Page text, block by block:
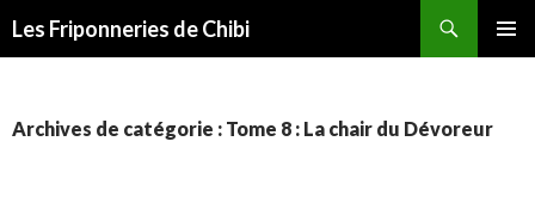
Les Friponneries de Chibi
Archives de catégorie : Tome 8 : La chair du Dévoreur